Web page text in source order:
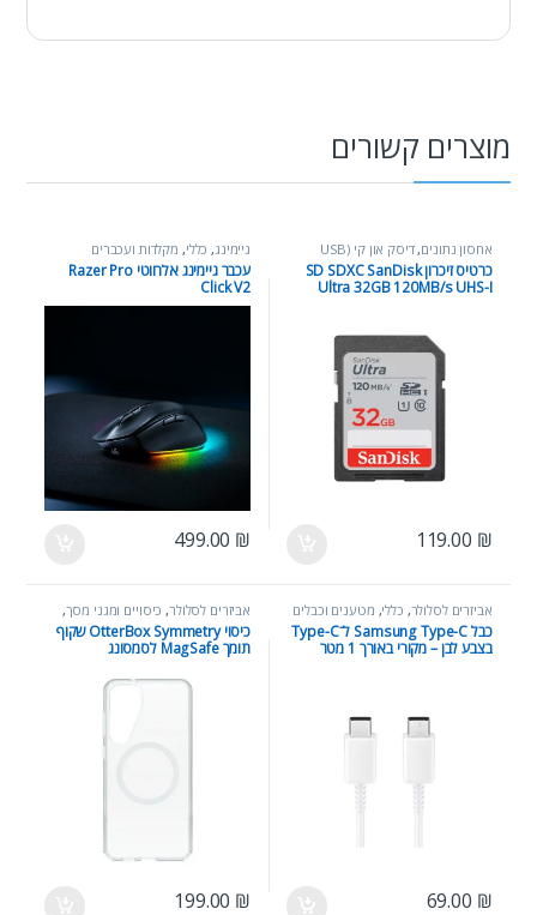
מוצרים קשורים
אחסון נתונים, דיסק און קי (USB
Flash Drive)
, כללי
כרטיס זיכרון SD SDXC SanDisk
Ultra 32GB 120MB/s UHS-I
119.00 ₪
גיימינג, כללי, מקלדות ועכברים
עכבר גיימינג אלחוטי Razer Pro
Click V2
499.00 ₪
אביזרים לסלולר, כללי, מטענים וכבלים
כבל Samsung Type-C ל־Type-C
בצבע לבן – מקורי באורך 1 מטר
69.00 ₪
אביזרים לסלולר, כיסויים ומגני מסך,
כללי
כיסוי OtterBox Symmetry שקוף
תומך MagSafe לסמסונג
199.00 ₪